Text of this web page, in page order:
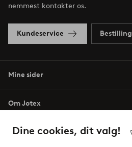
Dine cookies, dit valg!
nemmest kontakter os.
Kundeservice Bestilling
Mine sider
Om Jotex
Vilkår